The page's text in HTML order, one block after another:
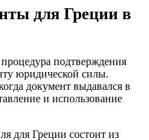
для Греции в
подтверждения
юридической силы.
документ выдавался в
и использование
для Греции состоит из